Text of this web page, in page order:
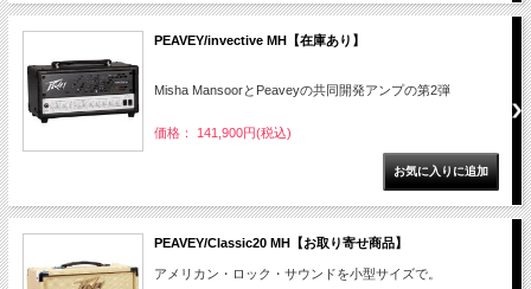
PEAVEY/invective MH【在庫あり】
Misha MansoorとPeaveyの共同開発アンプの第2弾
価格： 141,900円(税込)
PEAVEY/Classic20 MH【お取り寄せ商品】
アメリカン・ロック・サウンドを小型サイズで。